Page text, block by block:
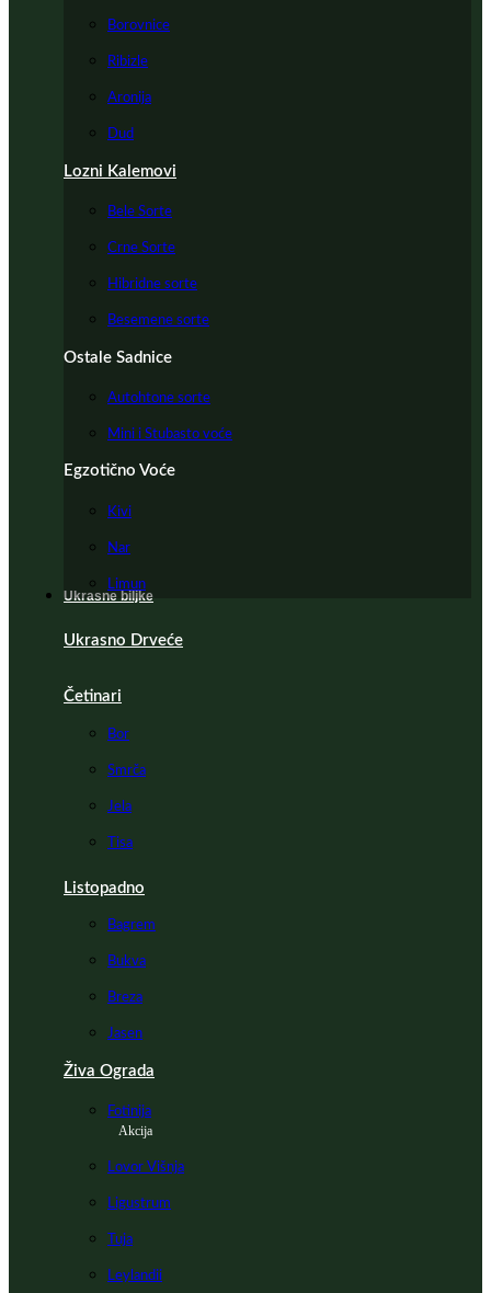
Borovnice
Ribizle
Aronija
Dud
Lozni Kalemovi
Bele Sorte
Crne Sorte
Hibridne sorte
Besemene sorte
Ostale Sadnice
Autohtone sorte
Mini i Stubasto voće
Egzotično Voće
Kivi
Nar
Limun
Ukrasne biljke
Ukrasno Drveće
Četinari
Bor
Smrča
Jela
Tisa
Listopadno
Bagrem
Bukva
Breza
Jasen
Živa Ograda
Fotinija
Akcija
Lovor Višnja
Ligustrum
Tuja
Leylandii